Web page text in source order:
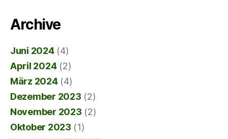
Archive
Juni 2024(4)
April 2024(2)
März 2024(4)
Dezember 2023 (2)
November 2023 (2)
Oktober 2023 (1)